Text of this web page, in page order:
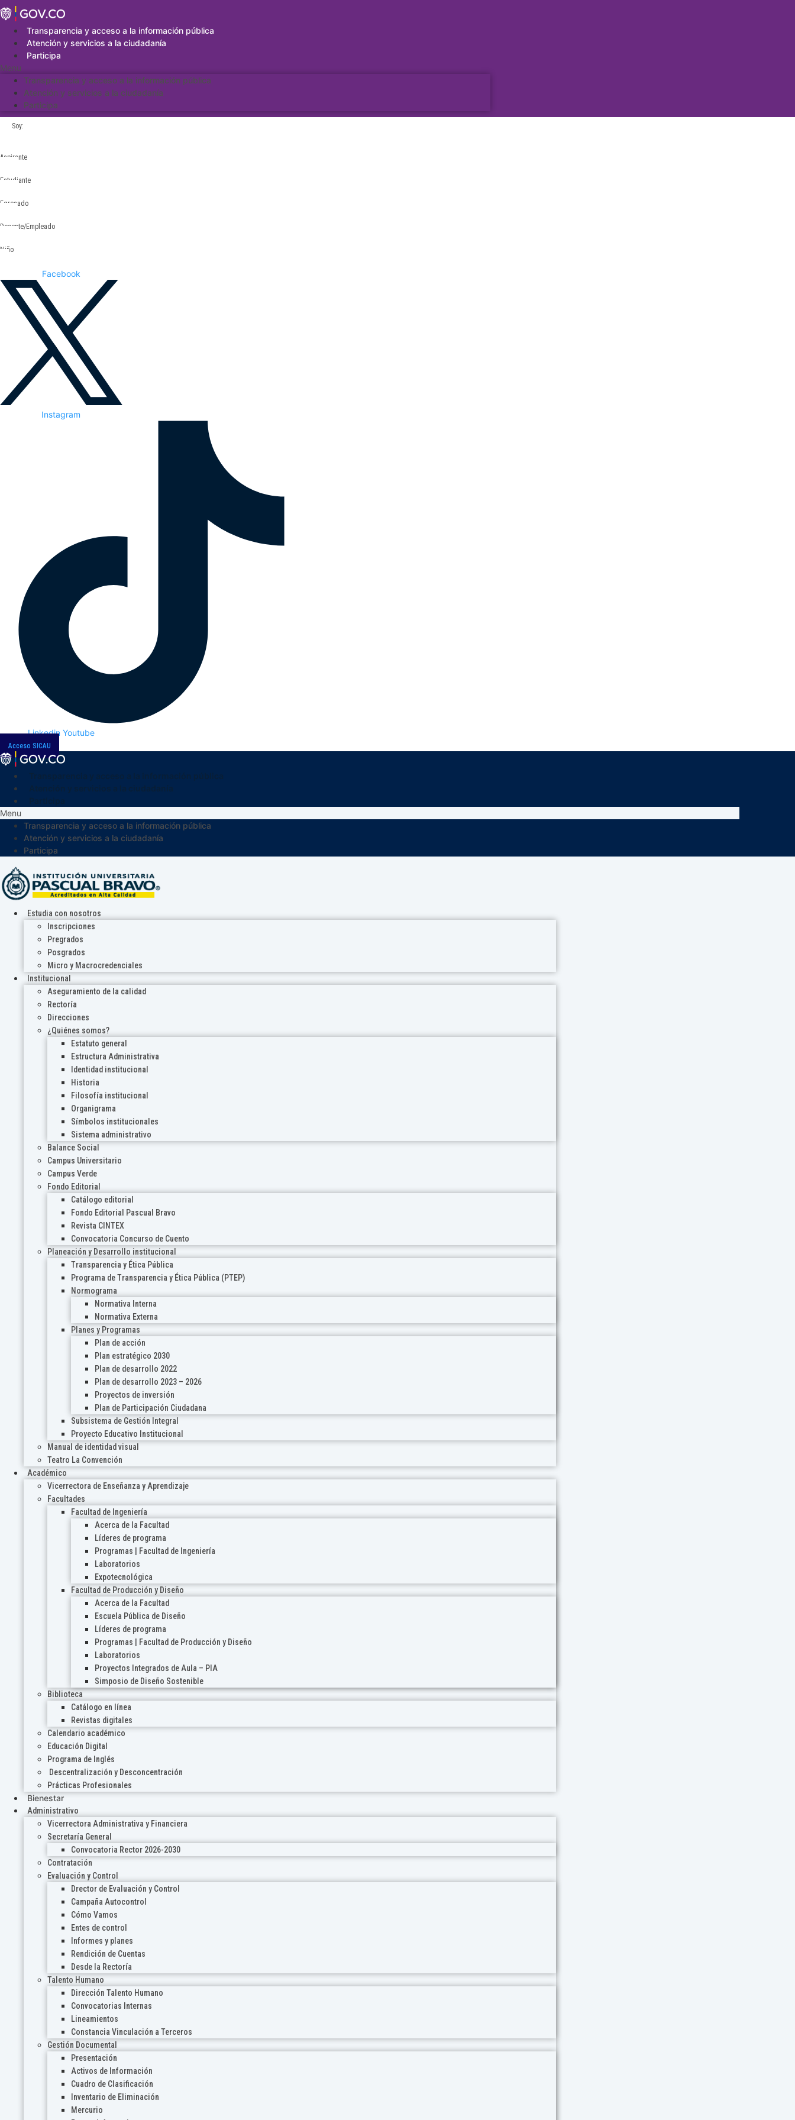
Saltar
al
contenidoTransparencia y acceso a la información pública
Atención y servicios a la ciudadanía
Participa
Menu
Transparencia y acceso a la información pública
Atención y servicios a la ciudadanía
Participa
Soy:
Aspirante
Estudiante
Egresado
Docente/Empleado
Niño
Facebook
Instagram
Linkedin Youtube
Acceso SICAU
Menu
Transparencia y acceso a la información pública
Atención y servicios a la ciudadanía
Participa
Estudia con nosotros
Inscripciones
Pregrados
Posgrados
Micro y Macrocredenciales
Institucional
Aseguramiento de la calidad
Rectoría
Direcciones
¿Quiénes somos?
Estatuto general
Estructura Administrativa
Identidad institucional
Historia
Filosofía institucional
Organigrama
Símbolos institucionales
Sistema administrativo
Balance Social
Campus Universitario
Campus Verde
Fondo Editorial
Catálogo editorial
Fondo Editorial Pascual Bravo
Revista CINTEX
Convocatoria Concurso de Cuento
Planeación y Desarrollo institucional
Transparencia y Ética Pública
Programa de Transparencia y Ética Pública (PTEP)
Normograma
Normativa Interna
Normativa Externa
Planes y Programas
Plan de acción
Plan estratégico 2030
Plan de desarrollo 2022
Plan de desarrollo 2023 – 2026
Proyectos de inversión
Plan de Participación Ciudadana
Subsistema de Gestión Integral
Proyecto Educativo Institucional
Manual de identidad visual
Teatro La Convención
Académico
Vicerrectora de Enseñanza y Aprendizaje
Facultades
Facultad de Ingeniería
Acerca de la Facultad
Líderes de programa
Programas | Facultad de Ingeniería
Laboratorios
Expotecnológica
Facultad de Producción y Diseño
Acerca de la Facultad
Escuela Pública de Diseño
Líderes de programa
Programas | Facultad de Producción y Diseño
Laboratorios
Proyectos Integrados de Aula – PIA
Simposio de Diseño Sostenible
Biblioteca
Catálogo en línea
Revistas digitales
Calendario académico
Educación Digital
Programa de Inglés
Descentralización y Desconcentración
Prácticas Profesionales
Bienestar
Administrativo
Vicerrectora Administrativa y Financiera
Secretaría General
Convocatoria Rector 2026-2030
Contratación
Evaluación y Control
Drector de Evaluación y Control
Campaña Autocontrol
Cómo Vamos
Entes de control
Informes y planes
Rendición de Cuentas
Desde la Rectoría
Talento Humano
Dirección Talento Humano
Convocatorias Internas
Lineamientos
Constancia Vinculación a Terceros
Gestión Documental
Presentación
Activos de Información
Cuadro de Clasificación
Inventario de Eliminación
Mercurio